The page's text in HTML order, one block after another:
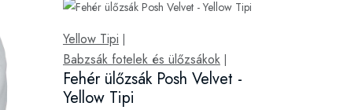
Yellow Tipi |
Babzsák fotelek és ülőzsákok|
Fehér ülőzsák Posh Velvet -
Yellow Tipi